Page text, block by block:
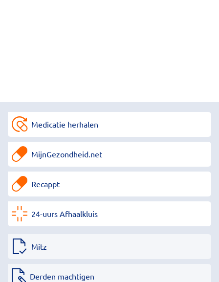
Medicatie herhalen
MijnGezondheid.net
Recappt
24-uurs Afhaalkluis
Mitz
Derden machtigen